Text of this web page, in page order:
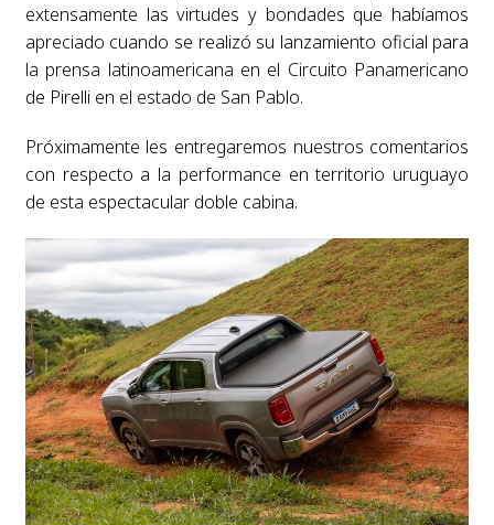
extensamente las virtudes y bondades que habíamos
apreciado cuando se realizó su lanzamiento oficial para
la prensa latinoamericana en el Circuito Panamericano
de Pirelli en el estado de San Pablo.
Próximamente les entregaremos nuestros comentarios
con respecto a la performance en territorio uruguayo
de esta espectacular doble cabina.